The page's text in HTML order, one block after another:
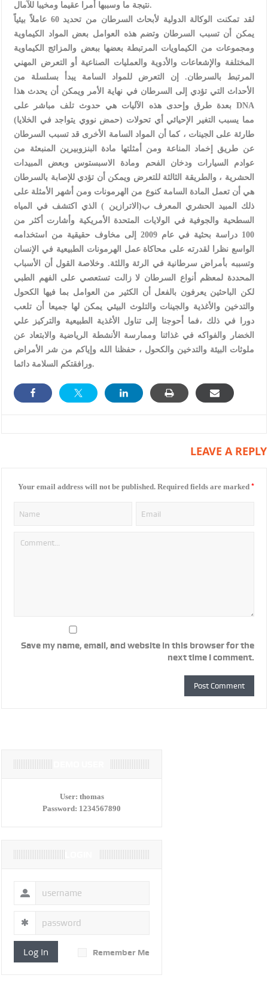
نتيجة ما وسببها أمرا عقيما ومخيبا للآمال.
لقد تمكنت الوكالة الدولية لأبحاث السرطان من تحديد 60 عاملاً بيئياً
يمكن أن تسبب السرطان وتضم هذه العوامل بعض المواد الكيماوية
ومجموعات من الكيماويات المرتبطة بعضها ببعض والمزائج الكيماوية
المختلفة والإشعاعات والأدوية والعمليات الصناعية أو التعرض المهني
المرتبط بالسرطان. إن التعرض للمواد السامة يبدأ بسلسلة من
الأحداث التي تؤدي إلى السرطان في نهاية الأمر ويمكن أن يحدث هذا
بعدة طرق وإحدى هذه الآليات هي حدوث تلف مباشر على DNA
(حمض نووي يتواجد في الخلايا) مما يسبب التغير الإحيائي أي تحولات
طارئة على الجينات ، كما أن المواد السامة الأخرى قد تسبب السرطان
عن طريق إخماد المناعة ومن أمثلتها مادة البنزوبيرين المنبعثة من
عوادم السيارات ودخان الفحم ومادة الاسبستوس وبعض المبيدات
الحشرية ، والطريقة الثالثة للتعرض ويمكن أن تؤدي للإصابة بالسرطان
هي أن تعمل المادة السامة كنوع من الهرمونات ومن أشهر الأمثلة على
ذلك المبيد الحشري المعرف ب(الاترازين ) الذي اكتشف في المياه
السطحية والجوفية في الولايات المتحدة الأمريكية وأشارت أكثر من
100 دراسة بحثية في عام 2009 إلى مخاوف حقيقية من استخدامه
الواسع نظرا لقدرته على محاكاة عمل الهرمونات الطبيعية في الإنسان
وتسببه بأمراض سرطانية في الرئة واللثة. وخلاصة القول أن الأسباب
المحددة لمعظم أنواع السرطان لا زالت تستعصي على الفهم الطبي
لكن الباحثين يعرفون بالفعل أن الكثير من العوامل بما فيها الكحول
والتدخين والأغذية والجينات والتلوث البيئي يمكن لها جميعا أن تلعب
دورا في ذلك ،فما أحوجنا إلى تناول الأغذية الطبيعية والتركيز علي
الخضار والفواكه في غذائنا وممارسة الأنشطة الرياضية والابتعاد عن
ملوثات البيئة والتدخين والكحول ، حفظنا الله وإياكم من شر الأمراض
ورافقتكم السلامة دائما.
LEAVE A REPLY
Your email address will not be published. Required fields are marked *
Save my name, email, and website in this browser for the
next time I comment.
User: thomas
Password: 1234567890
Log In Remember Me